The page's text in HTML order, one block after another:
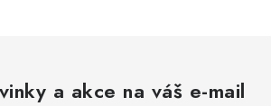
a akce na váš e-mail